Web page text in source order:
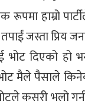
रूपमा हाम्रो
जस्ता
दिएको हो
मैले पैसाले
कसरी भलो